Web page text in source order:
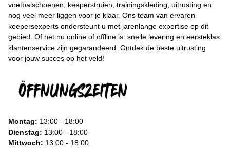
voetbalschoenen, keeperstruien, trainingskleding, uitrusting en
nog veel meer liggen voor je klaar. Ons team van ervaren
keepersexperts ondersteunt u met jarenlange expertise op dit
gebied. Of het nu online of offline is: snelle levering en eersteklas
klantenservice zijn gegarandeerd. Ontdek de beste uitrusting
voor jouw succes op het veld!
Montag: 13:00 - 18:00
Dienstag: 13:00 - 18:00
Mittwoch: 13:00 - 18:00